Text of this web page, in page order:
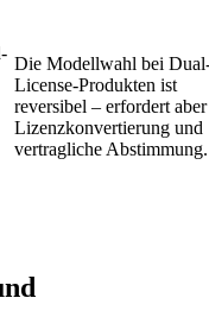
Die Modellwahl bei
License-Produkten ist
reversibel – erfordert aber
Lizenzkonvertierung und
vertragliche Abstimmung.